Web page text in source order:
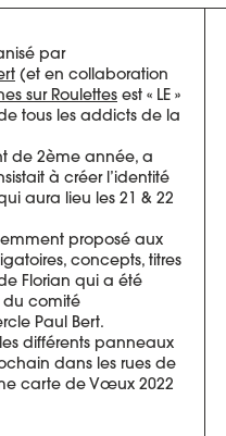
par
(et en collaboration
sur Roulettes est « LE »
tous les addicts de la
de 2ème année, a
à créer l’identité
aura lieu les 21 & 22
proposé aux
concepts, titres
Florian qui a été
du comité
Paul Bert.
différents panneaux
dans les rues de
carte de Vœux 2022